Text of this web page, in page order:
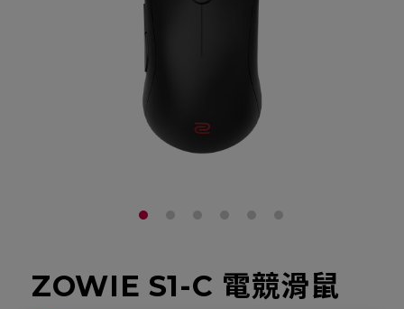
ZOWIE S1-C 電競滑鼠